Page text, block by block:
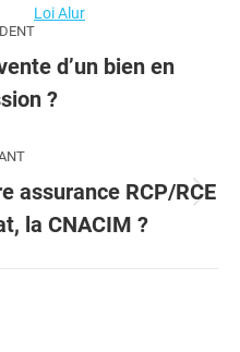
Loi Alur
Article d’un bien en
?
assurance RCP/RCE
la CNACIM ?